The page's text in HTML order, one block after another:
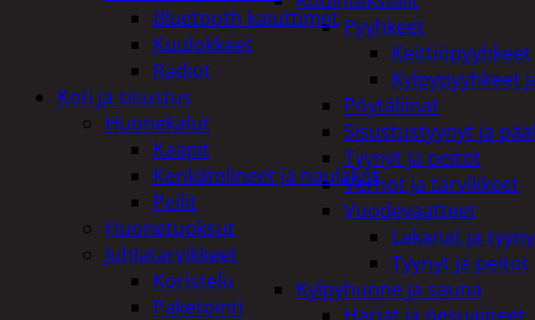
Pyyhkeet
Keittiöpyyhkeet
Kylpypyyhkeet
Pöytäliinat
Sisustustyynyt ja
Tyynyt ja peitot
Verhot ja tarvikkeet
Vuodevaatteet
Lakanat ja
Tyynyt ja peitot
Kylpyhuone ja sauna
Bluetooth kaiuttimet
Kuulokkeet
Radiot
Koti ja sisustus
Huonekalut
Kaapit
Kenkätelineet ja naulakot
Peilit
Huonetuoksut
Juhlatarvikkeet
Koristelu
Paketointi